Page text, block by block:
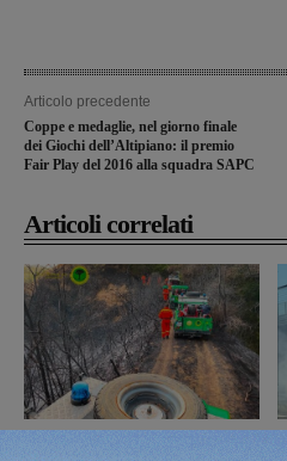
Articolo precedente
Coppe e medaglie, nel giorno finale
dei Giochi dell’Altipiano: il premio
Fair Play del 2016 alla squadra SAPC
Articoli correlati